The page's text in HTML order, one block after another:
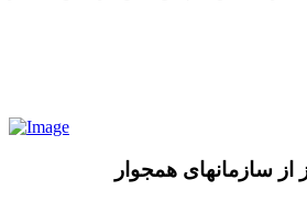
از سازمانهای همجوار